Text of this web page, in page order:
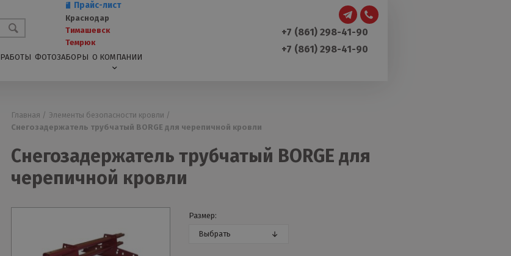
Прайс-лист
Краснодар
Тимашевск
Темрюк
РАБОТЫ ФОТОЗАБОРЫ О КОМПАНИИ
+7 (861) 298-41-90
+7 (861) 298-41-90
Главная / Элементы безопасности кровли /
Снегозадержатель трубчатый BORGE для черепичной кровли
Снегозадержатель трубчатый BORGE для
черепичной кровли
Размер:
Выбрать